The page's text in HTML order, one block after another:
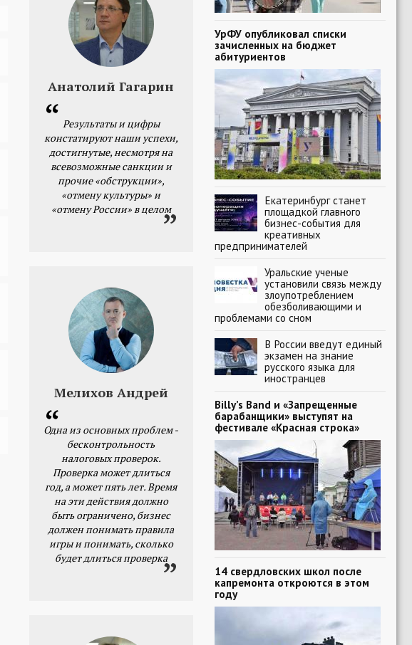
Анатолий Гагарин
Результаты и цифры
констатируют наши успехи,
достигнутые, несмотря на
всевозможные санкции и
прочие «обструкции»,
«отмену культуры» и
«отмену России» в целом
Мелихов Андрей
Одна из основных проблем -
бесконтрольность
налоговых проверок.
Проверка может длиться
год, а может пять лет. Время
на эти действия должно
быть ограничено, бизнес
должен понимать правила
игры и понимать, сколько
будет длиться проверка
УрФУ опубликовал списки
зачисленных на бюджет
абитуриентов
Екатеринбург станет
площадкой главного
бизнес-события для
креативных
предпринимателей
Уральские ученые
установили связь между
злоупотреблением
обезболивающими и
проблемами со сном
В России введут единый
экзамен на знание
русского языка для
иностранцев
Billy’s Band и «Запрещенные
барабанщики» выступят на
фестивале «Красная строка»
14 свердловских школ после
капремонта откроются в этом
году